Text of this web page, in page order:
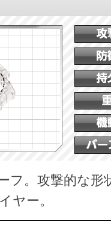
フ。攻撃的な形
ヤー。